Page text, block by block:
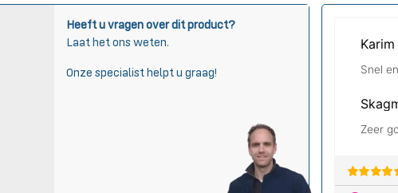
Heeft u vragen over dit product?
Laat het ons weten.
Onze specialist helpt u graag!